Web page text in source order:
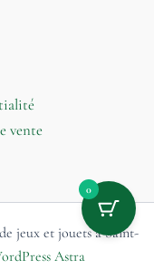
vente
jeux et jouets à Saint-
Astra
0